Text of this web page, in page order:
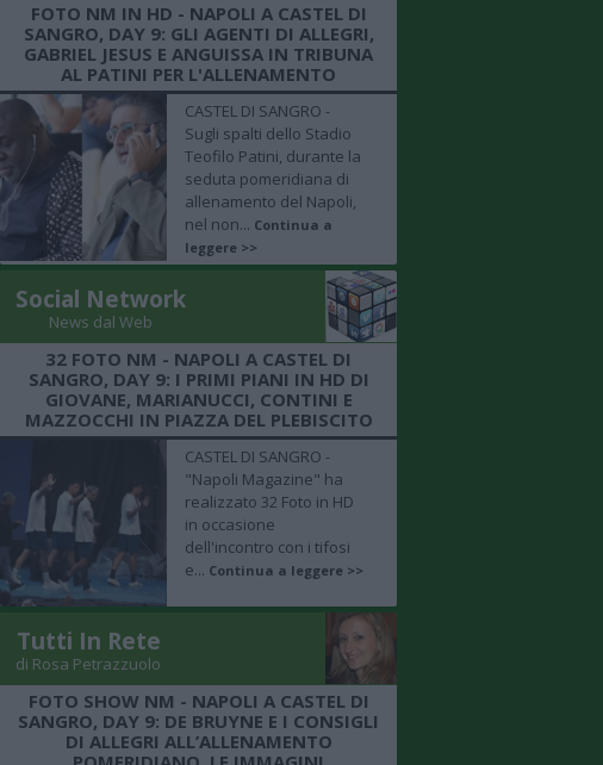
FOTO NM IN HD - NAPOLI A CASTEL DI
SANGRO, DAY 9: GLI AGENTI DI ALLEGRI,
GABRIEL JESUS E ANGUISSA IN TRIBUNA
AL PATINI PER L'ALLENAMENTO
CASTEL DI SANGRO -
Sugli spalti dello Stadio
Teofilo Patini, durante la
seduta pomeridiana di
allenamento del Napoli,
nel non... Continua a
leggere >>
Social Network
News dal Web
32 FOTO NM - NAPOLI A CASTEL DI
SANGRO, DAY 9: I PRIMI PIANI IN HD DI
GIOVANE, MARIANUCCI, CONTINI E
MAZZOCCHI IN PIAZZA DEL PLEBISCITO
CASTEL DI SANGRO -
"Napoli Magazine" ha
realizzato 32 Foto in HD
in occasione
dell'incontro con i tifosi
e... Continua a leggere >>
Tutti In Rete
di Rosa Petrazzuolo
FOTO SHOW NM - NAPOLI A CASTEL DI
SANGRO, DAY 9: DE BRUYNE E I CONSIGLI
DI ALLEGRI ALL’ALLENAMENTO